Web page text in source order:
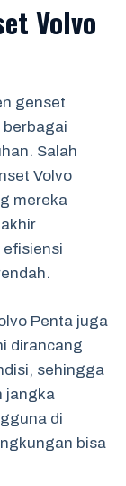
Volvo
genset
Salah
Volvo
mereka
Penta juga
dirancang
sehingga
jangka
di
bisa